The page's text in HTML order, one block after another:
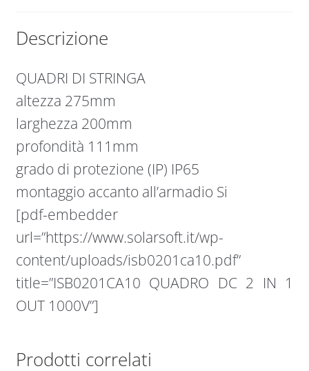
Descrizione
QUADRI DI STRINGA
altezza 275mm
larghezza 200mm
profondità 111mm
grado di protezione (IP) IP65
montaggio accanto all’armadio Si
[pdf-embedder
url=”https://www.solarsoft.it/wp-
content/uploads/isb0201ca10.pdf”
title=”ISB0201CA10 QUADRO DC 2 IN 1
OUT 1000V”]
Prodotti correlati